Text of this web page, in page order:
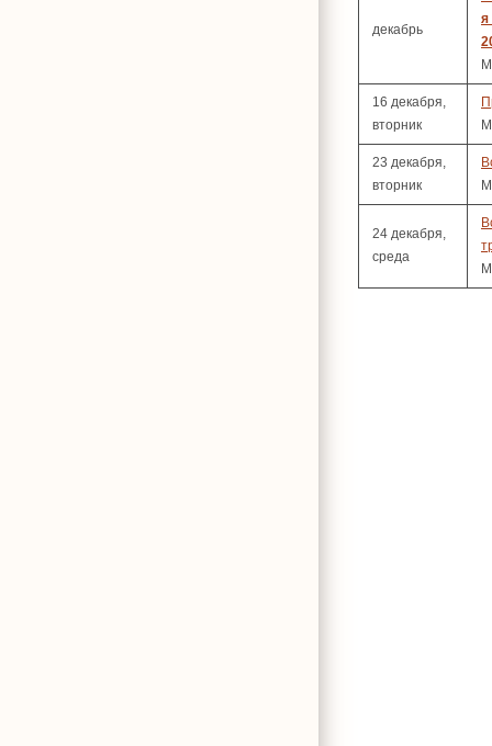
декабрь
я
16 декабря,
вторник
23 декабря,
вторник
24 декабря,
среда